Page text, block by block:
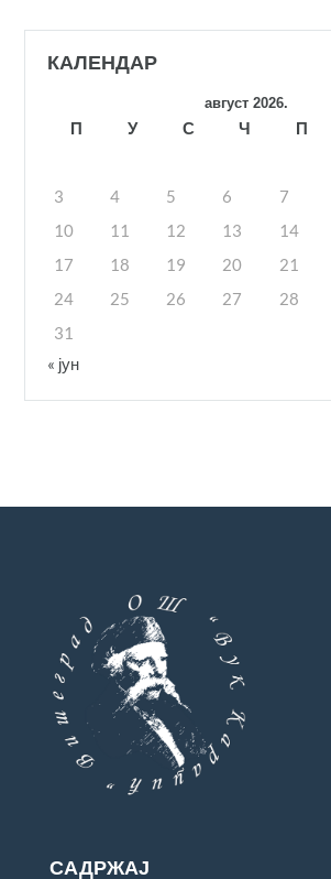
КАЛЕНДАР
август 2026.
П У С Ч П
3
4 5 6 7
10
11 12 13 14
17
18 19 20 21
24
25 26 27 28
31
« јун
САДРЖАЈ